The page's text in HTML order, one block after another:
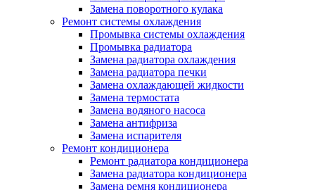
Замена поворотного кулака
Ремонт системы охлаждения
Промывка системы охлаждения
Промывка радиатора
Замена радиатора охлаждения
Замена радиатора печки
Замена охлаждающей жидкости
Замена термостата
Замена водяного насоса
Замена антифриза
Замена испарителя
Ремонт кондиционера
Ремонт радиатора кондиционера
Замена радиатора кондиционера
Замена ремня кондиционера